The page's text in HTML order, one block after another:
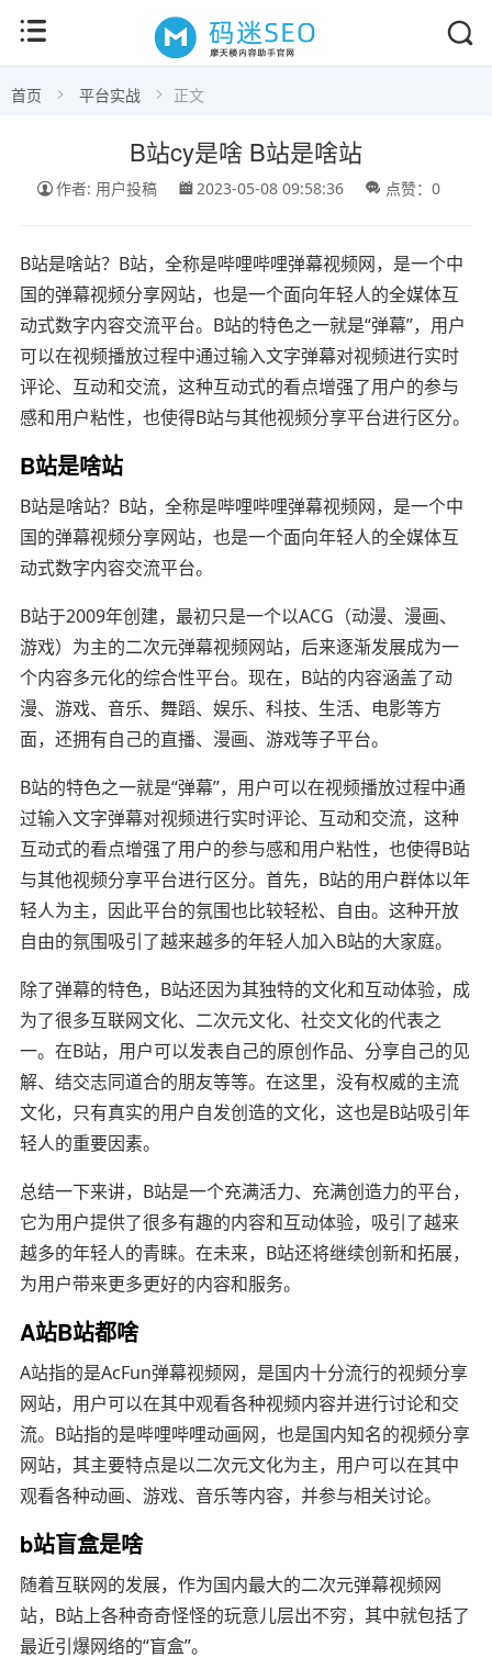
首页 平台实战 正文
B站cy是啥 B站是啥站
作者: 用户投稿 2023-05-08 09:58:36 点赞：0
B站是啥站？B站，全称是哔哩哔哩弹幕视频网，是一个中
国的弹幕视频分享网站，也是一个面向年轻人的全媒体互
动式数字内容交流平台。B站的特色之一就是“弹幕”，用户
可以在视频播放过程中通过输入文字弹幕对视频进行实时
评论、互动和交流，这种互动式的看点增强了用户的参与
感和用户粘性，也使得B站与其他视频分享平台进行区分。
B站是啥站
B站是啥站？B站，全称是哔哩哔哩弹幕视频网，是一个中
国的弹幕视频分享网站，也是一个面向年轻人的全媒体互
动式数字内容交流平台。
B站于2009年创建，最初只是一个以ACG（动漫、漫画、
游戏）为主的二次元弹幕视频网站，后来逐渐发展成为一
个内容多元化的综合性平台。现在，B站的内容涵盖了动
漫、游戏、音乐、舞蹈、娱乐、科技、生活、电影等方
面，还拥有自己的直播、漫画、游戏等子平台。
B站的特色之一就是“弹幕”，用户可以在视频播放过程中通
过输入文字弹幕对视频进行实时评论、互动和交流，这种
互动式的看点增强了用户的参与感和用户粘性，也使得B站
与其他视频分享平台进行区分。首先，B站的用户群体以年
轻人为主，因此平台的氛围也比较轻松、自由。这种开放
自由的氛围吸引了越来越多的年轻人加入B站的大家庭。
除了弹幕的特色，B站还因为其独特的文化和互动体验，成
为了很多互联网文化、二次元文化、社交文化的代表之
一。在B站，用户可以发表自己的原创作品、分享自己的见
解、结交志同道合的朋友等等。在这里，没有权威的主流
文化，只有真实的用户自发创造的文化，这也是B站吸引年
轻人的重要因素。
总结一下来讲，B站是一个充满活力、充满创造力的平台，
它为用户提供了很多有趣的内容和互动体验，吸引了越来
越多的年轻人的青睐。在未来，B站还将继续创新和拓展，
为用户带来更多更好的内容和服务。
A站B站都啥
A站指的是AcFun弹幕视频网，是国内十分流行的视频分享
网站，用户可以在其中观看各种视频内容并进行讨论和交
流。B站指的是哔哩哔哩动画网，也是国内知名的视频分享
网站，其主要特点是以二次元文化为主，用户可以在其中
观看各种动画、游戏、音乐等内容，并参与相关讨论。
b站盲盒是啥
随着互联网的发展，作为国内最大的二次元弹幕视频网
站，B站上各种奇奇怪怪的玩意儿层出不穷，其中就包括了
最近引爆网络的“盲盒”。